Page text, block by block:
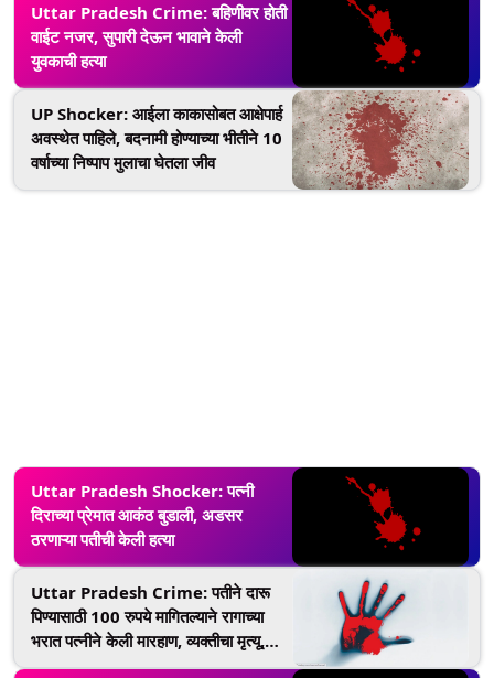
Uttar Pradesh Crime: बहिणीवर होती
वाईट नजर, सुपारी देऊन भावाने केली
युवकाची हत्या
UP Shocker: आईला काकासोबत आक्षेपार्ह
अवस्थेत पाहिले, बदनामी होण्याच्या भीतीने 10
वर्षाच्या निष्पाप मुलाचा घेतला जीव
Uttar Pradesh Shocker: पत्नी
दिराच्या प्रेमात आकंठ बुडाली, अडसर
ठरणाऱ्या पतीची केली हत्या
Uttar Pradesh Crime: पतीने दारू
पिण्यासाठी 100 रुपये मागितल्याने रागाच्या
भरात पत्नीने केली मारहाण, व्यक्तीचा मृत्यू,
महिला फरार